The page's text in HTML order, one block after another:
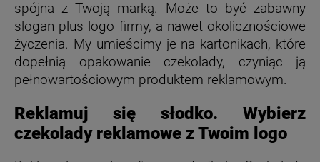
spójna z Twoją marką. Może to być zabawny
slogan plus logo firmy, a nawet okolicznościowe
życzenia. My umieścimy je na kartonikach, które
dopełnią opakowanie czekolady, czyniąc ją
pełnowartościowym produktem reklamowym.
Reklamuj się słodko. Wybierz
czekolady reklamowe z Twoim logo